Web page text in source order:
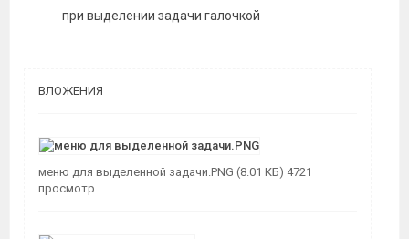
при выделении задачи галочкой
ВЛОЖЕНИЯ
меню для выделенной задачи.PNG (8.01 КБ) 4721
просмотр